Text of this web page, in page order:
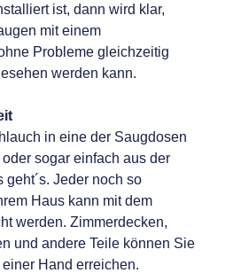
ist, dann wird klar,
mit einem
Probleme gleichzeitig
werden kann.
in eine der Saugdosen
sogar einfach aus der
Jeder noch so
Haus kann mit dem
werden. Zimmerdecken,
und andere Teile können Sie
Hand erreichen.